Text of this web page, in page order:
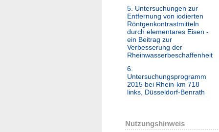
5. Untersuchungen zur
Entfernung von iodierten
Röntgenkontrastmitteln
durch elementares Eisen -
ein Beitrag zur
Verbesserung der
Rheinwasserbeschaffenheit
6.
Untersuchungsprogramm
2015 bei Rhein-km 718
links, Düsseldorf-Benrath
Nutzungshinweis